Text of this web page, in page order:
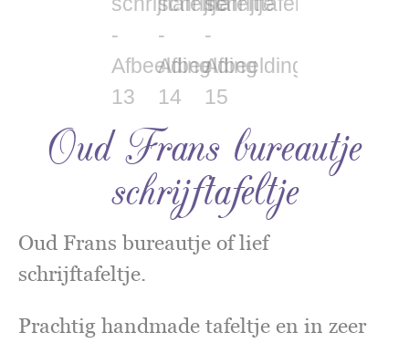
Oud Frans bureautje
schrijftafeltje
Oud Frans bureautje of lief
schrijftafeltje.
Prachtig handmade tafeltje en in zeer